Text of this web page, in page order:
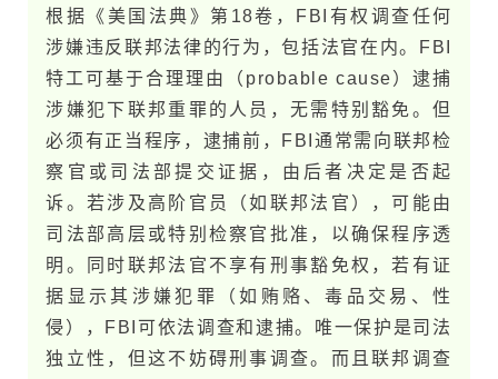
根据《美国法典》第18卷，FBI有权调查任何
涉嫌违反联邦法律的行为，包括法官在内。FBI
特工可基于合理理由（probable cause）逮捕
涉嫌犯下联邦重罪的人员，无需特别豁免。但
必须有正当程序，逮捕前，FBI通常需向联邦检
察官或司法部提交证据，由后者决定是否起
诉。若涉及高阶官员（如联邦法官），可能由
司法部高层或特别检察官批准，以确保程序透
明。同时联邦法官不享有刑事豁免权，若有证
据显示其涉嫌犯罪（如贿赂、毒品交易、性
侵），FBI可依法调查和逮捕。唯一保护是司法
独立性，但这不妨碍刑事调查。而且联邦调查